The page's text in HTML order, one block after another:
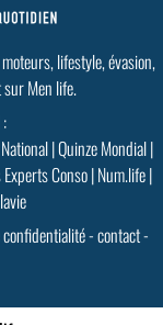
lifestyle, évasion,
sur Men life.
|Quinze Mondial|
Experts Conso|Num.life|
-contact-